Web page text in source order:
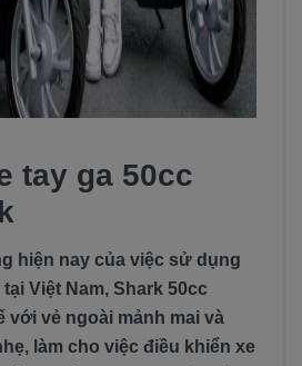
tay ga 50cc
hiện nay của việc sử dụng
Việt Nam, Shark 50cc
với vẻ ngoài mảnh mai và
làm cho việc điều khiển xe